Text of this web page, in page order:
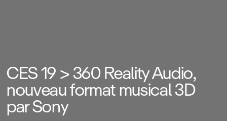
CES 19 > 360 Reality Audio,
nouveau format musical 3D
par Sony